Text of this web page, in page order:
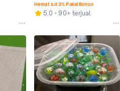
Hemat s.d 3% Pakai Bonus
5.0 90+ terjual